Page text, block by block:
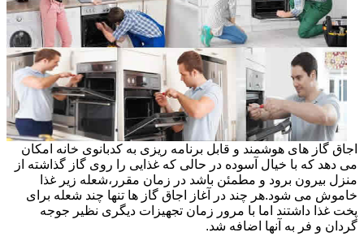
اجاق گاز های هوشمند و قابل برنامه ریزی به کدبانوی خانه امکان
می دهد که با خیال آسوده در حالی که غذایی را روی گاز گذاشته از
منزل بیرون برود و مطمئن باشد در زمان مقرر،شعله زیر غذا
خاموش می شود.هر چند در آغاز اجاق گاز ها تنها چند شعله برای
پخت غذا داشتند اما با مرور زمان تجهیزات دیگری نظیر جوجه
گردان و فر به آنها اضافه شد.